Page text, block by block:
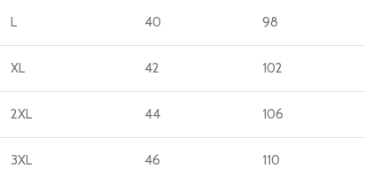
L 40 98
XL 42 102
2XL 44 106
3XL 46 110